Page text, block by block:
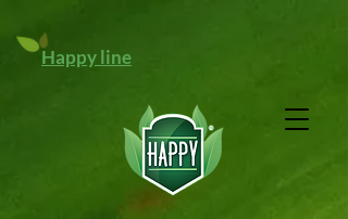
Happy line